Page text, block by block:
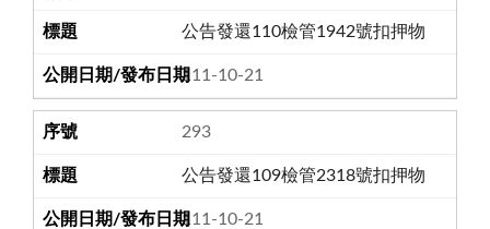
公告發還110檢管1942號扣押物
111-10-21
293
公告發還109檢管2318號扣押物
111-10-21